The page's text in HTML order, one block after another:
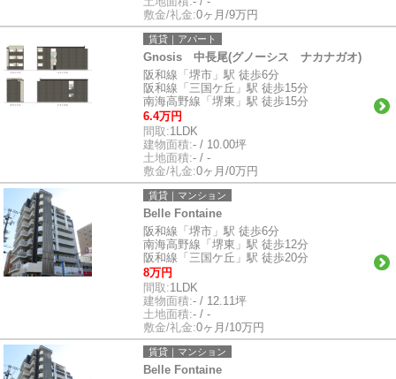
敷金/礼金:0ヶ月/9万円
賃貸｜アパート
Gnosis 中長尾(グノーシス ナカナガオ)
阪和線「堺市」駅 徒歩6分
阪和線「三国ケ丘」駅 徒歩15分
南海高野線「堺東」駅 徒歩15分
6.4万円
間取:1LDK
建物面積:- / 10.00坪
土地面積:- / -
敷金/礼金:0ヶ月/0万円
賃貸｜マンション
Belle Fontaine
阪和線「堺市」駅 徒歩6分
南海高野線「堺東」駅 徒歩12分
阪和線「三国ケ丘」駅 徒歩20分
8万円
間取:1LDK
建物面積:- / 12.11坪
土地面積:- / -
敷金/礼金:0ヶ月/10万円
賃貸｜マンション
Belle Fontaine